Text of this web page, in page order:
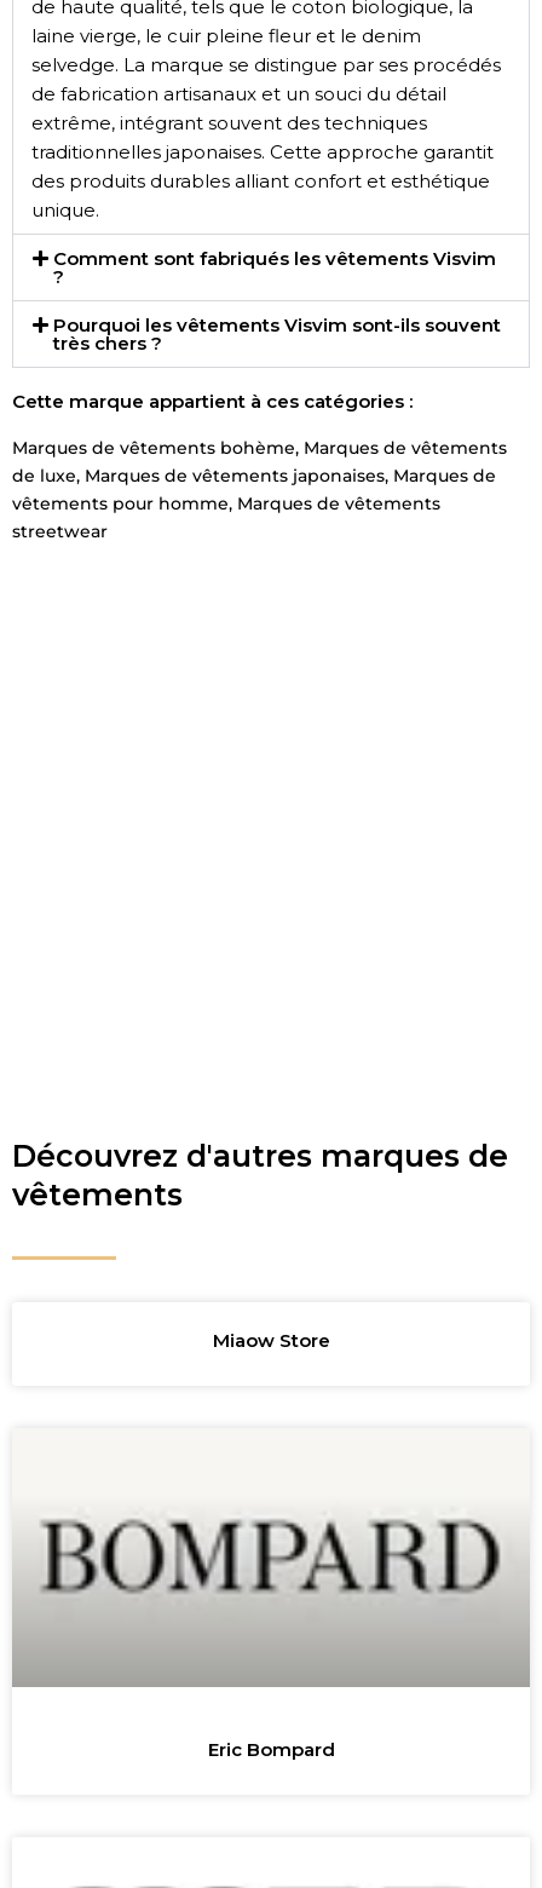
de haute qualité, tels que le coton biologique, la
laine vierge, le cuir pleine fleur et le denim
selvedge. La marque se distingue par ses procédés
de fabrication artisanaux et un souci du détail
extrême, intégrant souvent des techniques
traditionnelles japonaises. Cette approche garantit
des produits durables alliant confort et esthétique
unique.
Comment sont fabriqués les vêtements Visvim
?
Pourquoi les vêtements Visvim sont-ils souvent
très chers ?
Cette marque appartient à ces catégories :
Marques de vêtements bohème, Marques de vêtements
de luxe, Marques de vêtements japonaises, Marques de
vêtements pour homme, Marques de vêtements
streetwear
Découvrez d'autres marques de
vêtements
Miaow Store
Eric Bompard